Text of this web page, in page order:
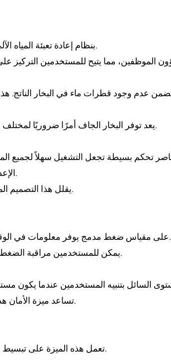
- تم تجهيز الغلاية البخارية ST-8S بنظام إعادة تعبئة المياه الآلي بالكامل الذي يسمح بالتشغيل السلس.
- يعد توفر البخار الجاف أمرًا ضروريًا لمختلف التطبيقات، مما يمنع المشكلات المتعلقة بالرطوبة التي قد تؤثر على الأداء.
الإعدادات بسرعة، مما يقلل من منحنى التعلم ويعزز الكفاءة التشغيلية الشاملة.
- يقلل هذا التصميم المباشر من التدريب المطلوب للموظفين، ويسهل الاستخدام الفعال للغلاية.
- تشتمل الغلاية البخارية ST-8S على مقياس ضغط مدمج يوفر معلومات في الوقت الفعلي عن مستويات الضغط الداخلي.
- يمكن للمستخدمين مراقبة الضغط وضبطه بسهولة حسب الحاجة، مما يضمن الأداء الأمثل لتطبيقات محددة.
- تساعد ميزة الأمان هذه في الحفاظ على السلامة التشغيلية، مما يؤدي إلى إطالة عمر المعدات.
- تعمل هذه الميزة على تبسيط عملية إزالة الرواسب والملوثات، مما يضمن أن تعمل الغلاية بأعلى كفاءة.